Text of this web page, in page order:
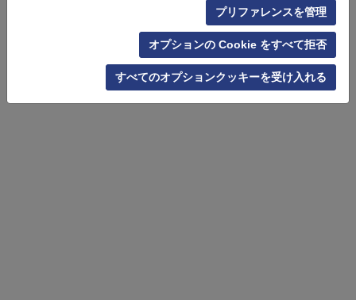
プリファレンスを管理
オプションの Cookie をすべて拒否
すべてのオプションクッキーを受け入れる